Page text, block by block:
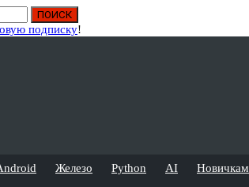
подписку!
Железо Python AI Новичкам